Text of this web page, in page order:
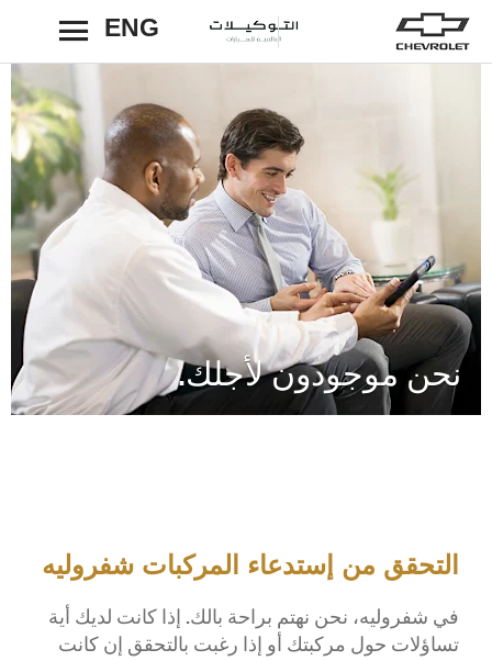
ENG رجوع
نحن موجودون لأجلك.
التحقق من إستدعاء المركبات شفروليه
في شفروليه، نحن نهتم براحة بالك. إذا كانت لديك أية
تساؤلات حول مركبتك أو إذا رغبت بالتحقق إن كانت